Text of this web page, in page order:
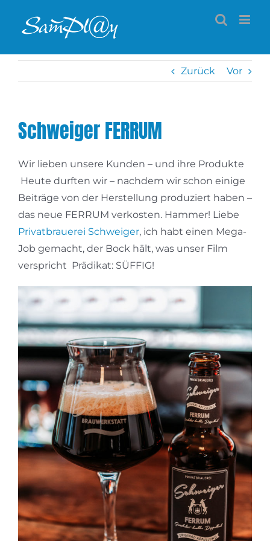
Inhalt
Zurück Vor
Schweiger FERRUM
Wir lieben unsere Kunden – und ihre Produkte
Heute durften wir – nachdem wir schon einige
Beiträge von der Herstellung produziert haben –
das neue FERRUM verkosten. Hammer! Liebe
Privatbrauerei Schweiger, ich habt einen Mega-
Job gemacht, der Bock hält, was unser Film
verspricht Prädikat: SÜFFIG!